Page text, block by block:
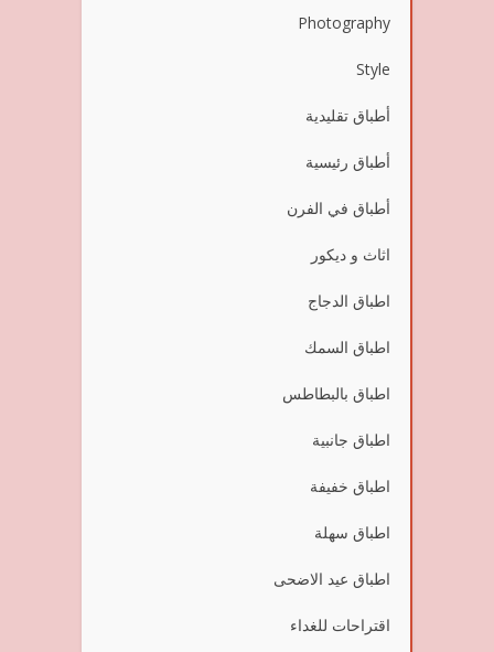
Photography
Style
أطباق تقليدية
أطباق رئيسية
أطباق في الفرن
اثاث و ديكور
اطباق الدجاج
اطباق السمك
اطباق بالبطاطس
اطباق جانبية
اطباق خفيفة
اطباق سهلة
اطباق عيد الاضحى
اقتراحات للغداء